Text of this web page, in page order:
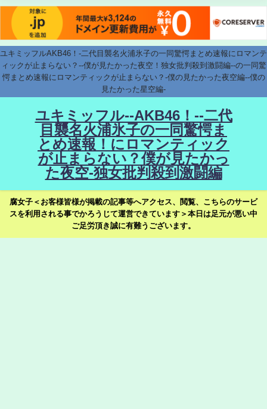
ユキミッフルAKB46！-二代目襲名火浦氷子の一同驚愕まとめ速報にロマンテ
ィックが止まらない？--僕が見たかった夜空！独女批判殺到激闘編--の一同驚
愕まとめ速報にロマンティックが止まらない？-僕の見たかった夜空編--僕の
見たかった星空編-
ユキミッフル--AKB46！--二代
目襲名火浦氷子の一同驚愕ま
とめ速報！にロマンティック
が止まらない？僕が見たかっ
た夜空-独女批判殺到激闘編
腐女子＜お客様皆様が掲載の記事等へアクセス、閲覧、こちらのサービ
スを利用される事でかろうじて運営できています＞本日は足元が悪い中
ご足労頂き誠に有難うございます。